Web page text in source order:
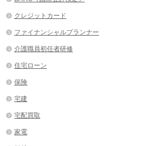
クレジットカード
ファイナンシャルプランナー
介護職員初任者研修
住宅ローン
保険
宅建
宅配買取
家電